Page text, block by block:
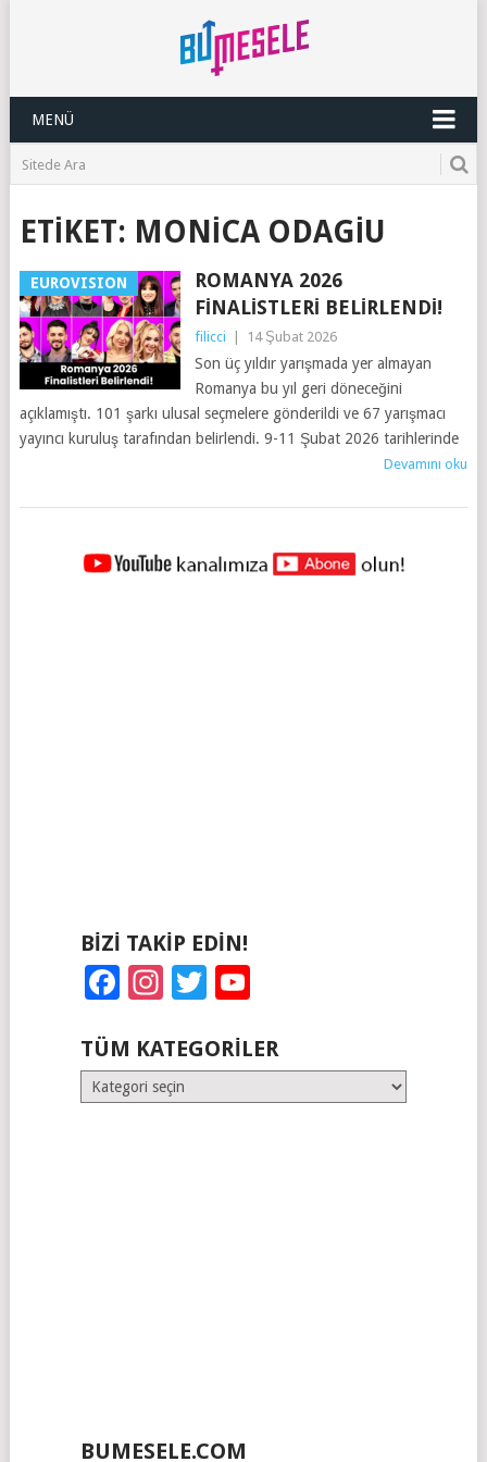
MENÜ
ETIKET: MONICA ODAGIU
EUROVISION
ROMANYA 2026
FINALISTLERI BELIRLENDI!
filicci 14 Şubat 2026
Son üç yıldır yarışmada yer almayan
Romanya bu yıl geri döneceğini
açıklamıştı. 101 şarkı ulusal seçmelere gönderildi ve 67 yarışmacı
yayıncı kuruluş tarafından belirlendi. 9-11 Şubat 2026 tarihlerinde
Devamını oku
YAZILAR
BIZI TAKIP EDIN!
Facebook
Instagram
Twitter
TÜM KATEGORILER
Tüm
Kategoriler
BUMESELE.COM